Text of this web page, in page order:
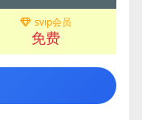
svip会员
免费